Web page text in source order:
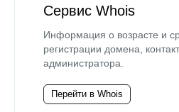
Сервис Whois
Информация о возрасте и
регистрации домена,
администратора.
Перейти в Whois